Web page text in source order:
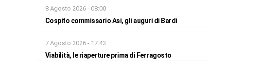
8 Agosto 2026 - 08:00
Cospito commissario Asi, gli auguri di Bardi
7 Agosto 2026 - 17:43
Viabilità, le riaperture prima di Ferragosto